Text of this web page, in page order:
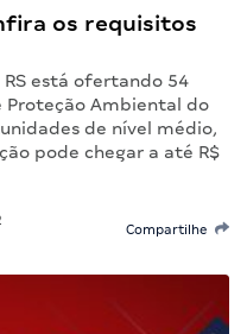
os requisitos
RS está ofertando 54
Proteção Ambiental do
de nível médio,
pode chegar a até R$
Compartilhe